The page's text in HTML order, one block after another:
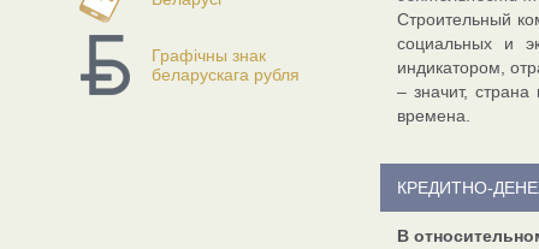
Графічны знак
беларускага рубля
Строительный
социальных и
индикатором,
– значит,
времена.
КРЕДИТНО-
В